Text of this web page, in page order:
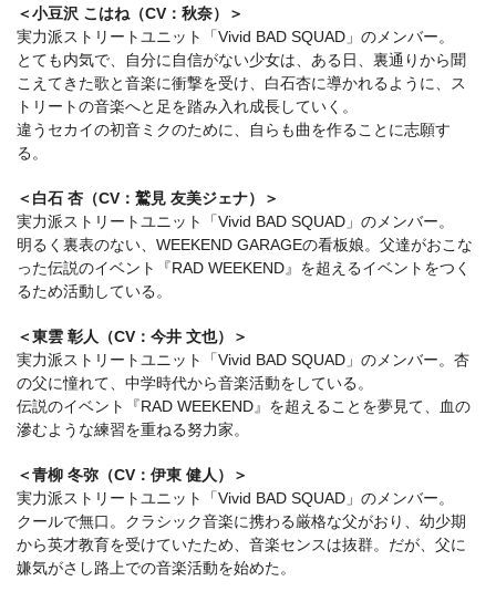
＜小豆沢 こはね（CV：秋奈）＞
実力派ストリートユニット「Vivid BAD SQUAD」のメンバー。
とても内気で、自分に自信がない少女は、ある日、裏通りから聞
こえてきた歌と音楽に衝撃を受け、白石杏に導かれるように、ス
トリートの音楽へと足を踏み入れ成長していく。
違うセカイの初音ミクのために、自らも曲を作ることに志願す
る。
＜白石 杏（CV：鷲見 友美ジェナ）＞
実力派ストリートユニット「Vivid BAD SQUAD」のメンバー。
明るく裏表のない、WEEKEND GARAGEの看板娘。父達がおこな
った伝説のイベント『RAD WEEKEND』を超えるイベントをつく
るため活動している。
＜東雲 彰人（CV：今井 文也）＞
実力派ストリートユニット「Vivid BAD SQUAD」のメンバー。杏
の父に憧れて、中学時代から音楽活動をしている。
伝説のイベント『RAD WEEKEND』を超えることを夢見て、血の
滲むような練習を重ねる努力家。
＜青柳 冬弥（CV：伊東 健人）＞
実力派ストリートユニット「Vivid BAD SQUAD」のメンバー。
クールで無口。クラシック音楽に携わる厳格な父がおり、幼少期
から英才教育を受けていたため、音楽センスは抜群。だが、父に
嫌気がさし路上での音楽活動を始めた。